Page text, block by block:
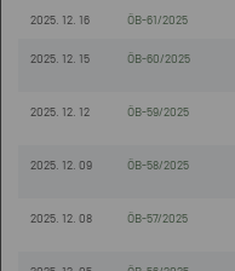
2025. 12. 16 ÖB-61/2025
2025. 12. 15 ÖB-60/2025
2025. 12. 12 ÖB-59/2025
2025. 12. 09 ÖB-58/2025
2025. 12. 08 ÖB-57/2025